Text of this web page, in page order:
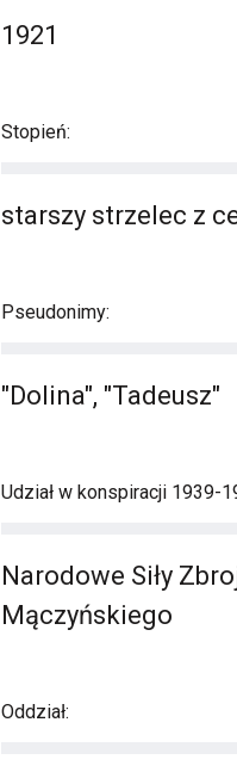
1921
Stopień:
starszy strzelec z
Pseudonimy:
"Dolina", "Tadeusz"
Udział w konspiracji 1939-
Narodowe Siły
Mączyńskiego
Oddział: